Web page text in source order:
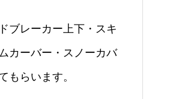
ブレーカー上下・スキ
カーバー・スノーカバ
もらいます。